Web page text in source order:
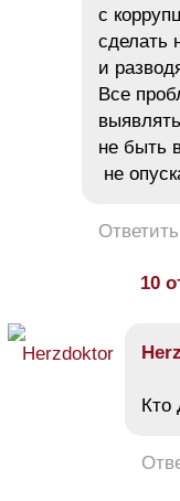
с
сделать
и
Все
не быть
не
Ответить
10
Кто